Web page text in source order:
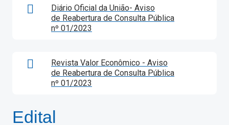
Diário Oficial da União- Aviso
de Reabertura de Consulta Pública
nº 01/2023
Revista Valor Econômico - Aviso
de Reabertura de Consulta Pública
nº 01/2023
Edital